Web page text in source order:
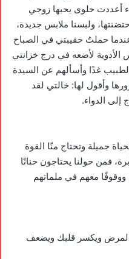
أعددت حلوى يحبها زوجي
ولبسنا ملابس جديدة،
وعندما حملتُ حقيبتي في الصباح
لأضعه في درج خزانتي
غدًا وأسألهم عن السيدة
وأقول لها: خالتي لقد
الدواء.
جميلة وتحتاج منّا القوة
فمن حولنا يحتاجون حنانًا
ووقوفًا معهم في ملماتهم
المرض ويكسر قلبك ويضعف